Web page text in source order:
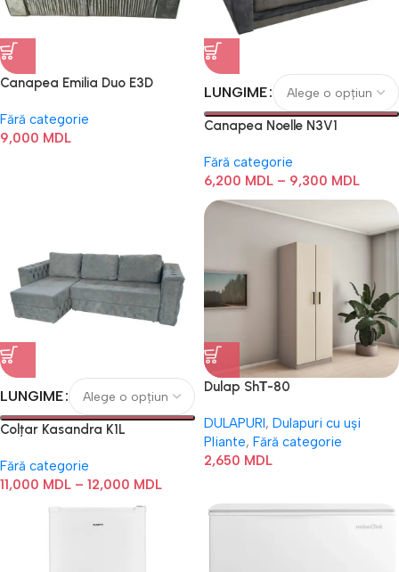
Canapea Emilia Duo E3D
Fără categorie
9,000 MDL
LUNGIME
Canapea Noelle N3V1
Fără categorie
6,200 MDL – 9,300 MDL
LUNGIME
Colțar Kasandra K1L
Fără categorie
11,000 MDL – 12,000 MDL
Dulap ShТ-80
DULAPURI, Dulapuri cu uși
Pliante, Fără categorie
2,650 MDL